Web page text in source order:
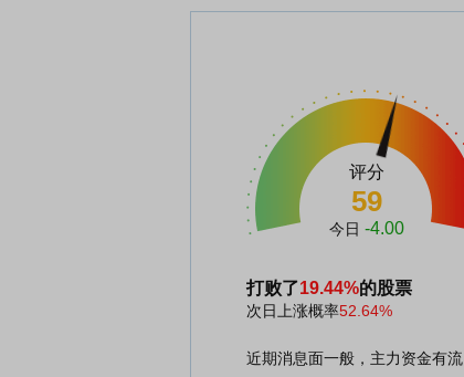
评分
59
今日 -4.00
打败了19.44%的股票
次日上涨概率52.64%
近期消息面一般，主力资金有流